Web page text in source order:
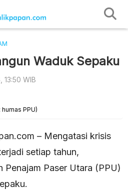
Waduk Sepaku
13:50 WIB
PPU)
– Mengatasi krisis
setiap tahun,
Penajam Paser Utara (PPU)